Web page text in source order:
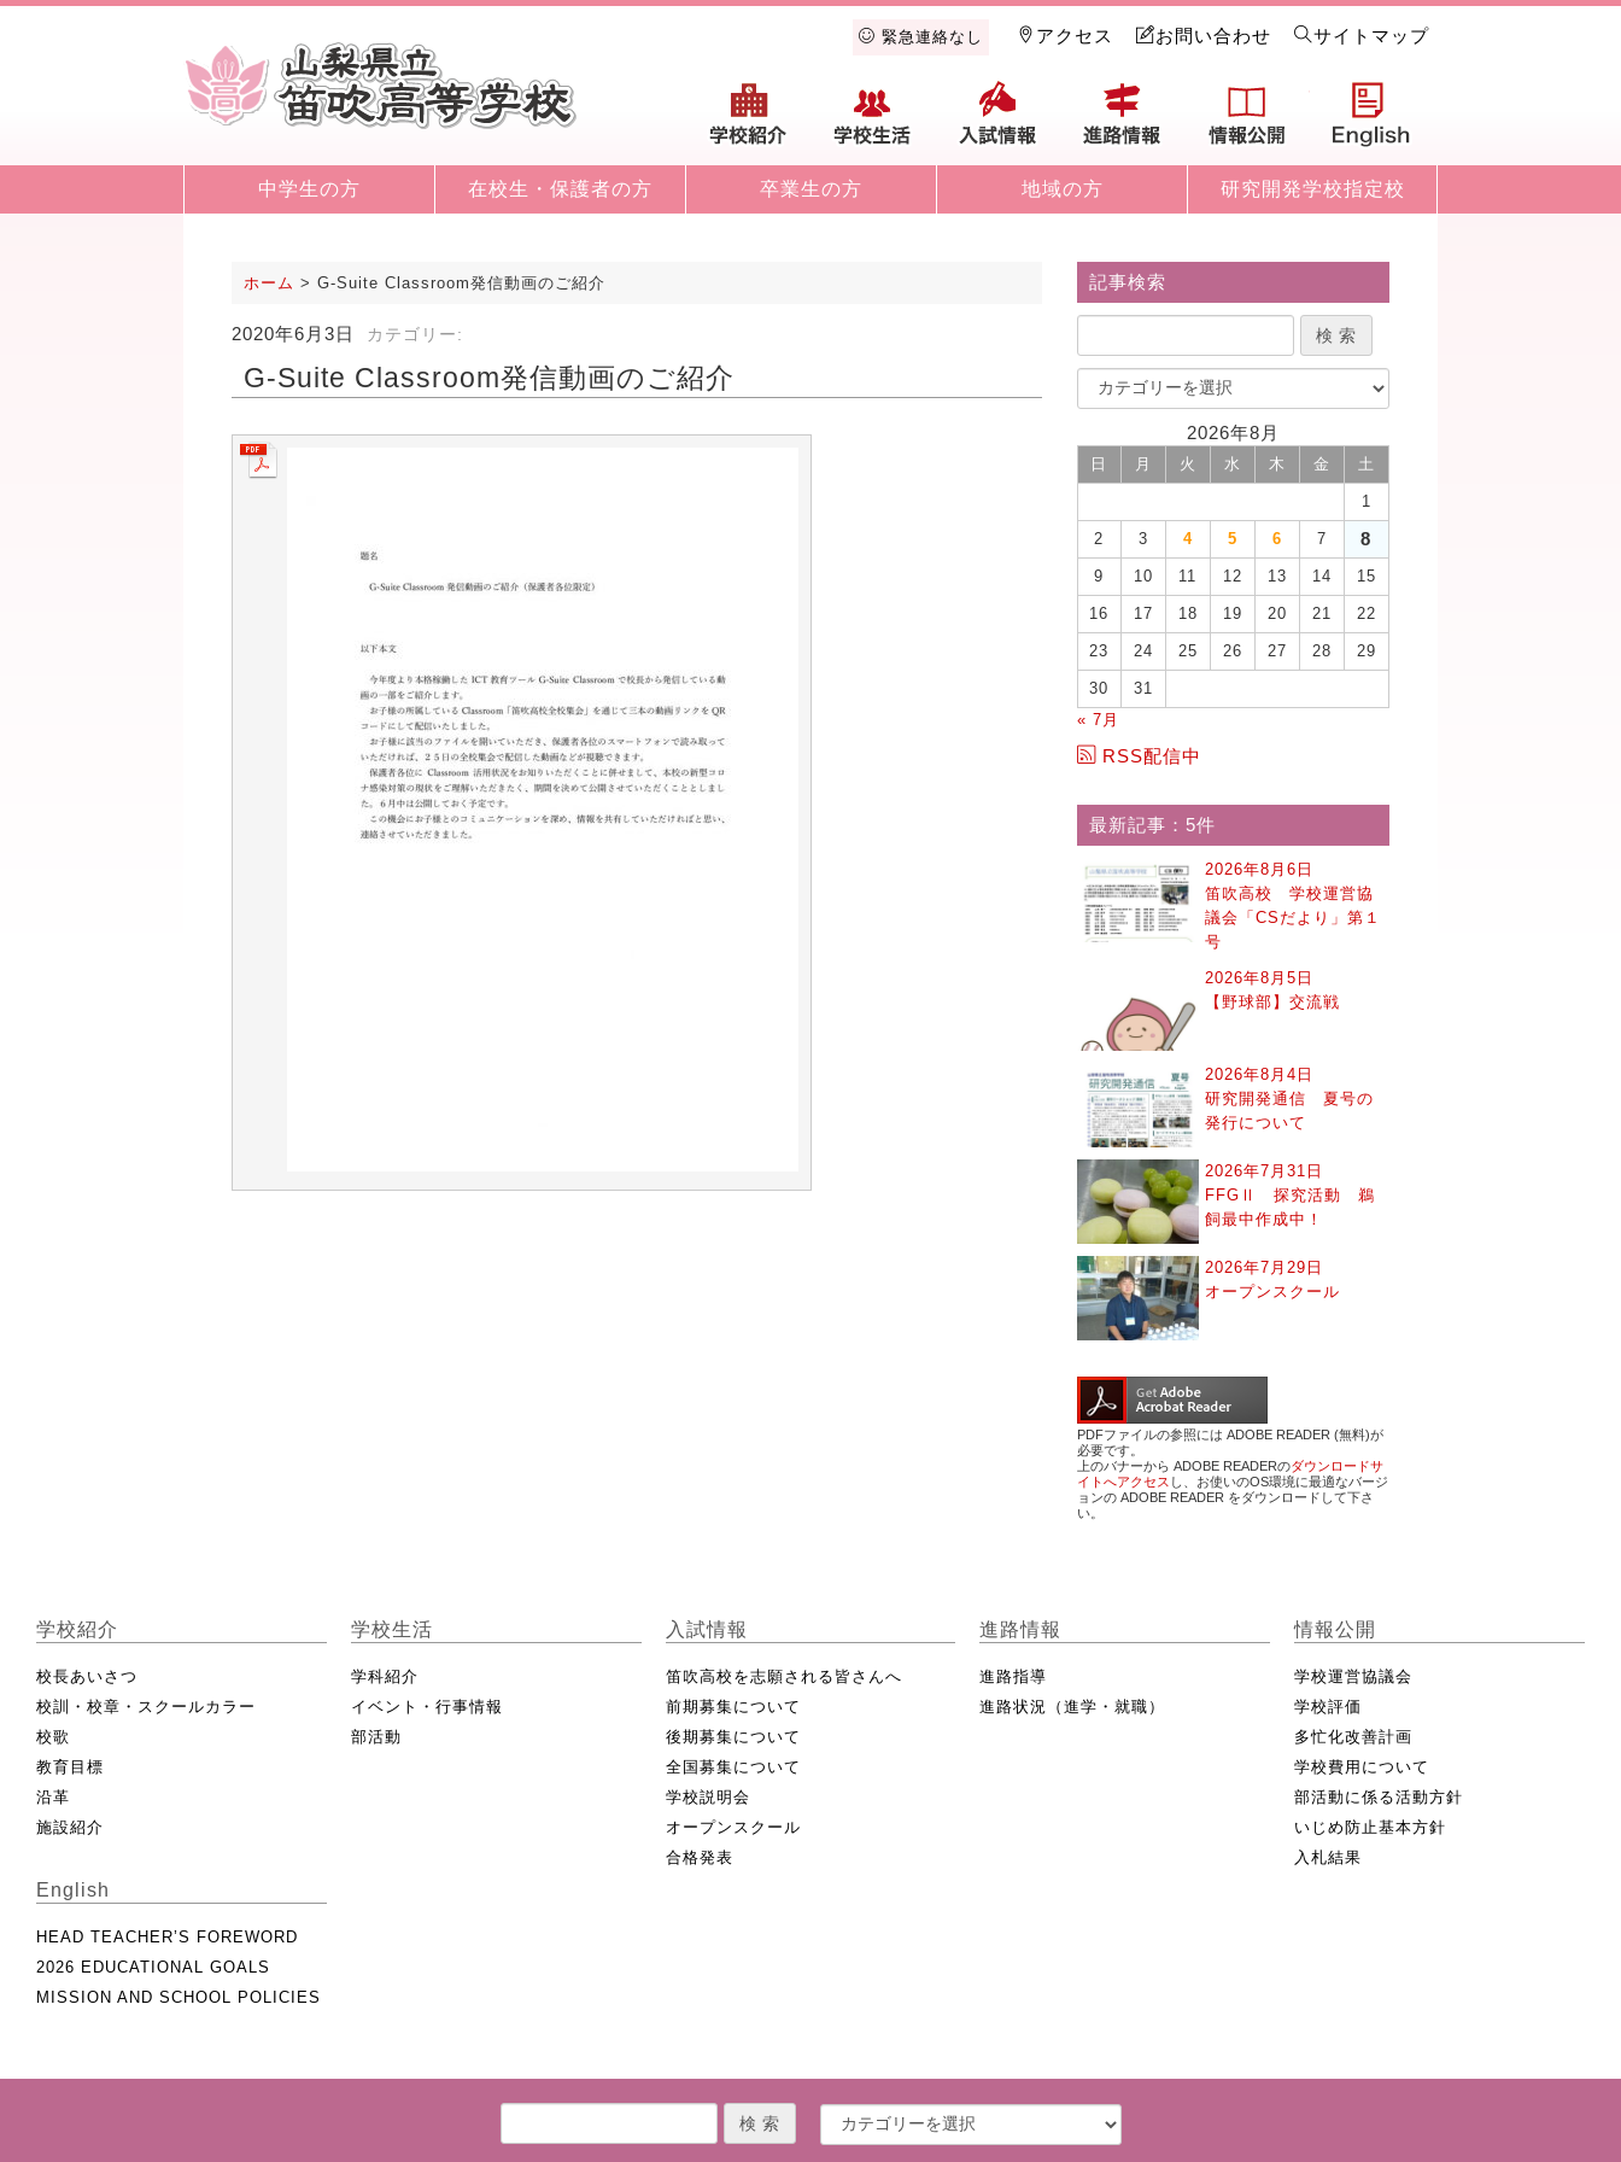
緊急連絡なし アクセス お問い合わせ サイトマップ
学校紹介 学校生活 入試情報 進路情報 情報公開
中学生の方 在校生・保護者の方 卒業生の方 地域の方 研究開発学校指定校
ホーム > G-Suite Classroom発信動画のご紹介
2020年6月3日 カテゴリー:
G-Suite Classroom発信動画のご紹介
記事検索
2026年8月
日 月 火 水 木 金 土
1
2 3 4 5 6 7 8
9 10 11 12 13 14 15
16 17 18 19 20 21 22
23 24 25 26 27 28 29
30
31
« 7月
RSS配信中
最新記事：5件
2026年8月6日
笛吹高校 学校運営協
議会「CSだより」第１
号
2026年8月5日
【野球部】交流戦
2026年8月4日
研究開発通信 夏号の
発行について
2026年7月31日
FFGⅡ 探究活動 鵜
飼最中作成中！
2026年7月29日
オープンスクール
PDFファイルの参照には ADOBE READER (無料)が
必要です。
上のバナーから ADOBE READERのダウンロードサ
イトへアクセス し、お使いのOS環境に最適なバージ
ョンの ADOBE READER をダウンロードして下さ
い。
学校紹介
校長あいさつ
校訓・校章・スクールカラー
校歌
教育目標
沿革
施設紹介
学校生活
学科紹介
イベント・行事情報
部活動
入試情報
笛吹高校を志願される皆さんへ
前期募集について
後期募集について
全国募集について
学校説明会
オープンスクール
合格発表
進路情報
進路指導
進路状況（進学・就職）
情報公開
学校運営協議会
学校評価
多忙化改善計画
学校費用について
部活動に係る活動方針
いじめ防止基本方針
入札結果
English
HEAD TEACHER’S FOREWORD
2026 EDUCATIONAL GOALS
MISSION AND SCHOOL POLICIES